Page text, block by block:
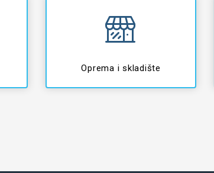
Oprema i skladište